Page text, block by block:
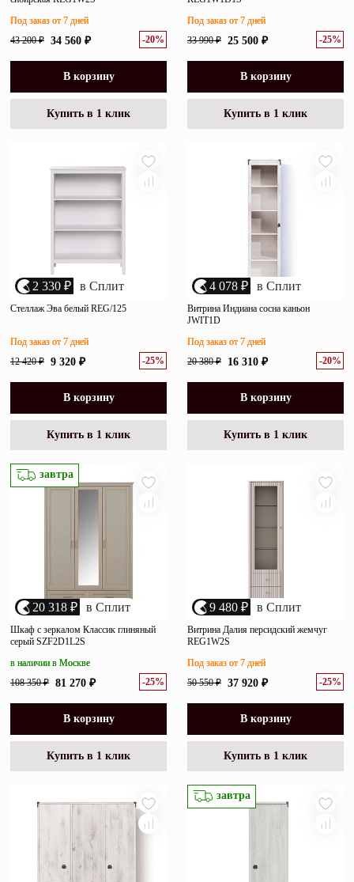
43 200 ₽ 34 560 ₽ -20%
Под заказ от 7 дней
В корзину
Купить в 1 клик
33 990 ₽ 25 500 ₽ -25%
Под заказ от 7 дней
В корзину
Купить в 1 клик
2 330 ₽ в Сплит
Стеллаж Эва белый REG/125
12 420 ₽ 9 320 ₽ -25%
Под заказ от 7 дней
В корзину
Купить в 1 клик
4 078 ₽ в Сплит
Витрина Индиана сосна каньон
JWIT1D
20 380 ₽ 16 310 ₽ -20%
Под заказ от 7 дней
В корзину
Купить в 1 клик
завтра
20 318 ₽ в Сплит
Шкаф с зеркалом Классик глиняный
серый SZF2D1L2S
108 350 ₽ 81 270 ₽ -25%
в наличии в Москве
В корзину
Купить в 1 клик
9 480 ₽ в Сплит
Витрина Далия персидский жемчуг
REG1W2S
50 550 ₽ 37 920 ₽ -25%
Под заказ от 7 дней
В корзину
Купить в 1 клик
завтра